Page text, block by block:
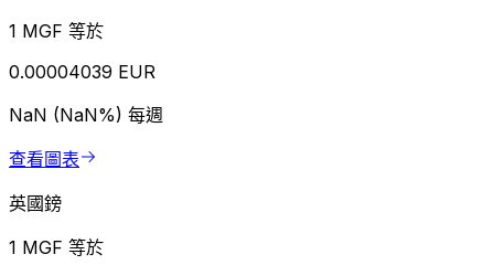
1 MGF 等於
0.00004039 EUR
NaN (NaN%) 每週
查看圖表
英國鎊
1 MGF 等於